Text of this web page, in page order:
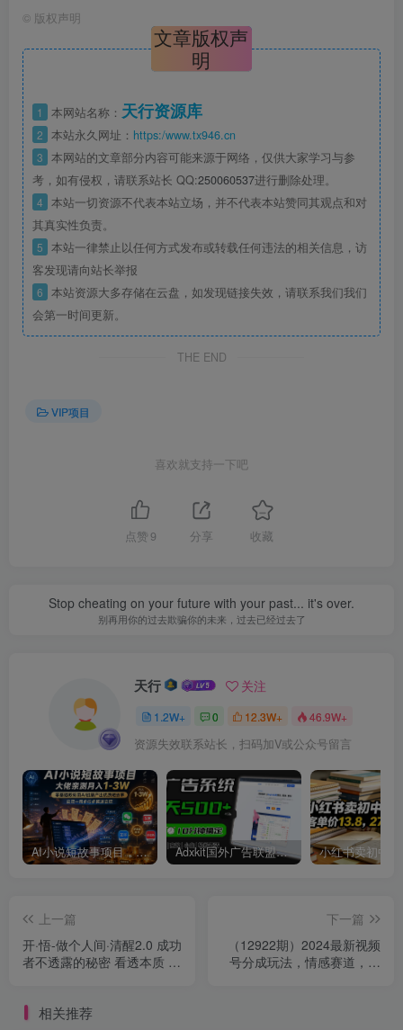
© 版权声明
文章版权声
明
1 本网站名称： 天行资源库
2 本站永久网址： https:/www.tx946.cn
3 本网站的文章部分内容可能来源于网络，仅供大家学习与参
考，如有侵权，请联系站长 QQ:250060537进行删除处理。
4 本站一切资源不代表本站立场，并不代表本站赞同其观点和对
其真实性负责。
5 本站一律禁止以任何方式发布或转载任何违法的相关信息，访
客发现请向站长举报
6 本站资源大多存储在云盘，如发现链接失效，请联系我们我们
会第一时间更新。
THE END
VIP项目
喜欢就支持一下吧
点赞 9 分享 收藏
Stop cheating on your future with your past... it's over.
别再用你的过去欺骗你的未来，过去已经过去了
天行 关注
1.2W+ 0 12.3W+ 46.9W+
资源失效联系站长，扫码加V或公众号留言
AI小说短故事项目，大佬亲测月入1-3W，零基础教你用AI批量产出优质短故事，实现一稿多吃多渠道变现 Adxkit国外广告联盟系统，一天上500+广告，让你的投放更加高效简单！
上一篇
开·悟-做个人间·清醒2.0 成功
者不透露的秘密 看透本质 了
下一篇
（12922期）2024最新视频
号分成玩法，情感赛道，暴
相关推荐